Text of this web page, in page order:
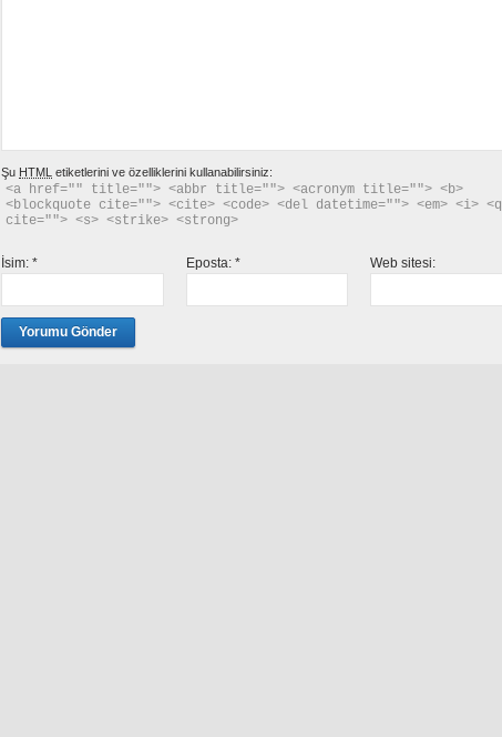
Şu HTML etiketlerini ve özelliklerini kullanabilirsiniz:
<a href="" title=""> <abbr title=""> <acronym title=""> <b>
<blockquote cite=""> <cite> <code> <del datetime=""> <em> <i> <q
cite=""> <s> <strike> <strong>
İsim: * Eposta: * Web sitesi: